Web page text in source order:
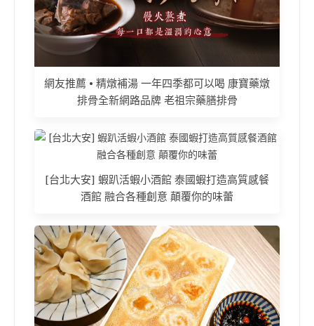
網友推薦 • 精燉補湯 一年四季都可以喝 康寶藥燉
排骨全新網路品牌 老祖宗藥膳排骨
[台北大安] 蝦趴活蝦小酒館 泰國蝦打造高質感餐
酒館 融合各種創意 顛覆你的味蕾